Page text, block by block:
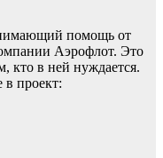
помощь от
Аэрофлот. Это
кто в ней нуждается.
проект: